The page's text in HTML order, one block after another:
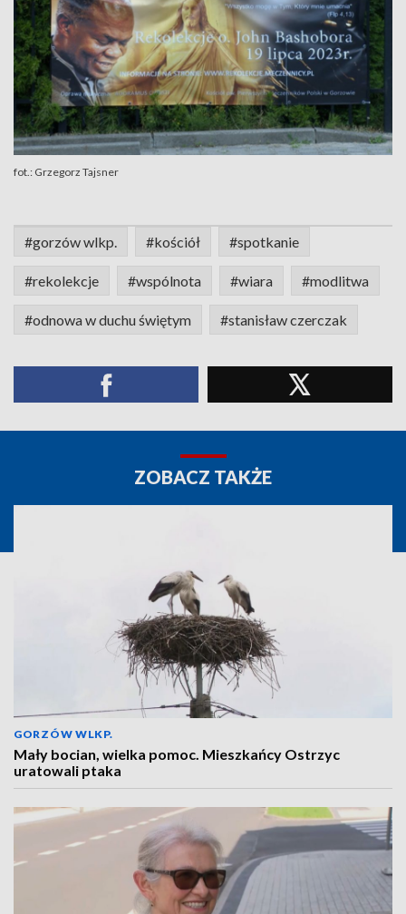
fot.: Grzegorz Tajsner
#gorzów wlkp. #kościół #spotkanie
#rekolekcje #wspólnota #wiara #modlitwa
#odnowa w duchu świętym #stanisław czerczak
ZOBACZ TAKŻE
GORZÓW WLKP.
Mały bocian, wielka pomoc. Mieszkańcy Ostrzyc
uratowali ptaka